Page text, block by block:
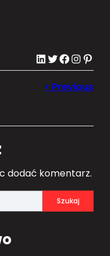
LinkedIn Twitter Facebook Instagram Pinterest
dodać komentarz.
Szukaj